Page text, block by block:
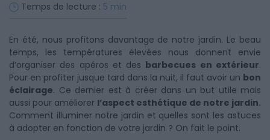
Temps de lecture : 5 min
En été, nous profitons davantage de notre jardin. Le beau
temps, les températures élevées nous donnent envie
d’organiser des apéros et des barbecues en extérieur.
Pour en profiter jusque tard dans la nuit, il faut avoir un bon
éclairage. Ce dernier est à créer dans un but utile mais
aussi pour améliorer l’aspect esthétique de notre jardin.
Comment illuminer notre jardin et quelles sont les astuces
à adopter en fonction de votre jardin ? On fait le point.